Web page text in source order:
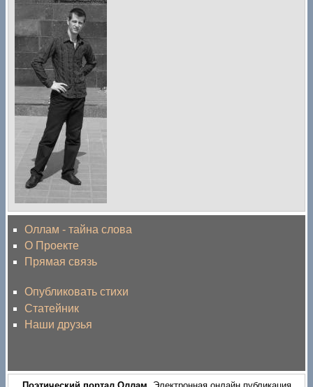
Оллам - тайна слова
О Проекте
Прямая связь
Опубликовать стихи
Статейник
Наши друзья